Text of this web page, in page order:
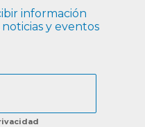
información
y eventos